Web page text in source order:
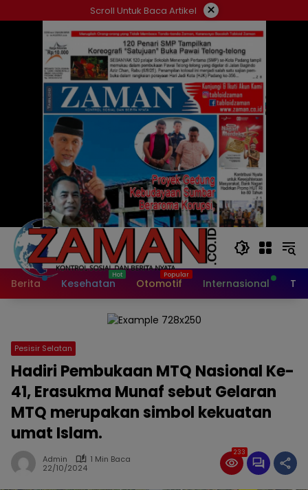
ke
Scroll Untuk Baca Artikel ×
Berita Kesehatan Otomotif Internasional
Pesisir Selatan
Hadiri Pembukaan MTQ Nasional Ke-
41, Erasukma Munaf sebut Gelaran
MTQ merupakan simbol kekuatan
umat Islam.
Admin
1 Min Baca
22/10/2024
233